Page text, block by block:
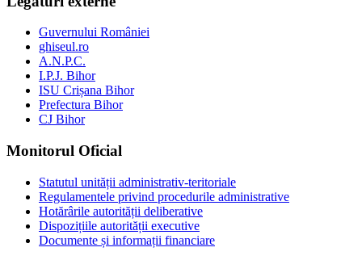
Guvernului României
ghiseul.ro
A.N.P.C.
I.P.J. Bihor
ISU Crișana Bihor
Prefectura Bihor
CJ Bihor
Monitorul Oficial
Statutul unității administrativ-teritoriale
Regulamentele privind procedurile administrative
Hotărârile autorității deliberative
Dispozițiile autorității executive
Documente și informații financiare